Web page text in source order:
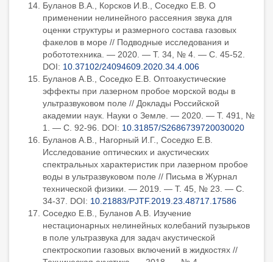
Буланов В.А., Корсков И.В., Соседко Е.В. О
применении нелинейного рассеяния звука для
оценки структуры и размерного состава газовых
факелов в море // Подводные исследования и
робототехника. — 2020. — Т. 34, № 4. — С. 45-52.
DOI: 10.37102/24094609.2020.34.4.006
Буланов А.В., Соседко Е.В. Оптоакустические
эффекты при лазерном пробое морской воды в
ультразвуковом поле // Доклады Российской
академии наук. Науки о Земле. — 2020. — Т. 491, №
1. — С. 92-96. DOI: 10.31857/S2686739720030020
Буланов А.В., Нагорный И.Г., Соседко Е.В.
Исследование оптических и акустических
спектральных характеристик при лазерном пробое
воды в ультразвуковом поле // Письма в Журнал
технической физики. — 2019. — Т. 45, № 23. — С.
34-37. DOI: 10.21883/PJTF.2019.23.48717.17586
Соседко Е.В., Буланов А.В. Изучение
нестационарных нелинейных колебаний пузырьков
в поле ультразвука для задач акустической
спектроскопии газовых включений в жидкостях //